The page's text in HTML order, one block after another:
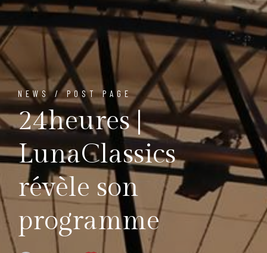
NEWS / POST PAGE
24heures |
LunaClassics
révèle son
programme